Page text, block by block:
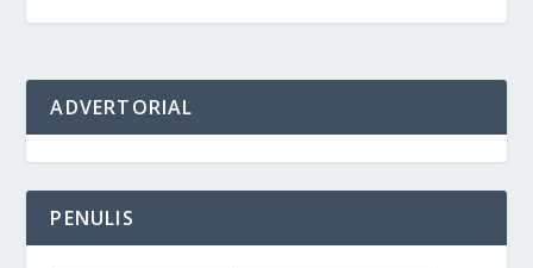
ADVERTORIAL
PENULIS